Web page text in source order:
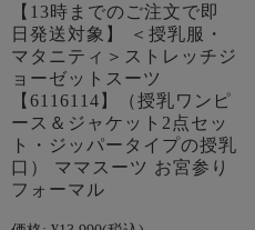
【13時までのご注文で即
日発送対象】 ＜授乳服・
マタニティ＞ストレッチジ
ョーゼットスーツ
【6116114】（授乳ワンピ
ース＆ジャケット2点セッ
ト・ジッパータイプの授乳
口） ママスーツ お宮参り
フォーマル